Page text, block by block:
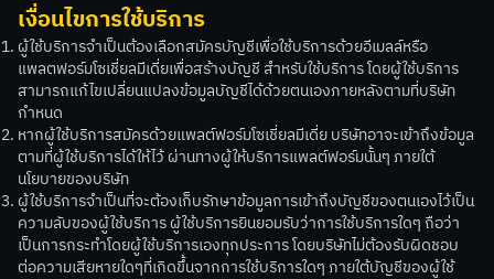
เงื่อนไขการใช้บริการ
ผู้ใช้บริการจำเป็นต้องเลือกสมัครบัญชีเพื่อใช้บริการด้วยอีเมลล์หรือ
แพลตฟอร์มโซเชี่ยลมีเดี่ยเพื่อสร้างบัญชี สำหรับใช้บริการ โดยผู้ใช้บริการ
สามารถแก้ไขเปลี่ยนแปลงข้อมูลบัญชีได้ด้วยตนเองภายหลังตามที่บริษัท
กำหนด
หากผู้ใช้บริการสมัครด้วยแพลต์ฟอร์มโซเชี่ยลมีเดี่ย บริษัทอาจะเข้าถึงข้อมูล
ตามที่ผู้ใช้บริการได้ให้ไว้ ผ่านทางผู้ให้บริการแพลต์ฟอร์มนั้นๆ ภายใต้
นโยบายของบริษัท
ผู้ใช้บริการจำเป็นที่จะต้องเก็บรักษาข้อมูลการเข้าถึงบัญชีของตนเองไว้เป็น
ความลับของผู้ใช้บริการ ผู้ใช้บริการยินยอมรับว่าการใช้บริการใดๆ ถือว่า
เป็นการกระทำโดยผู้ใช้บริการเองทุกประการ โดยบริษัทไม่ต้องรับผิดชอบ
ต่อความเสียหายใดๆที่เกิดขึ้นจากการใช้บริการใดๆ ภายใต้บัญชีของผู้ใช้